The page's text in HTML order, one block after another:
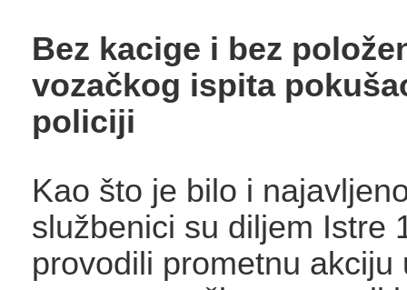
Bez kacige i bez
vozačkog ispita
policiji
Kao što je bilo i
službenici su diljem Istre
provodili prometnu akciju